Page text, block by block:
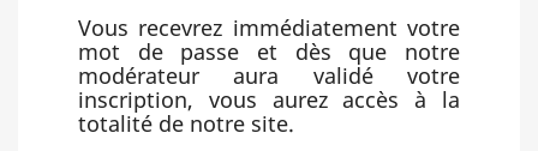
Vous recevrez immédiatement votre
mot de passe et dès que notre
modérateur aura validé votre
inscription, vous aurez accès à la
totalité de notre site.